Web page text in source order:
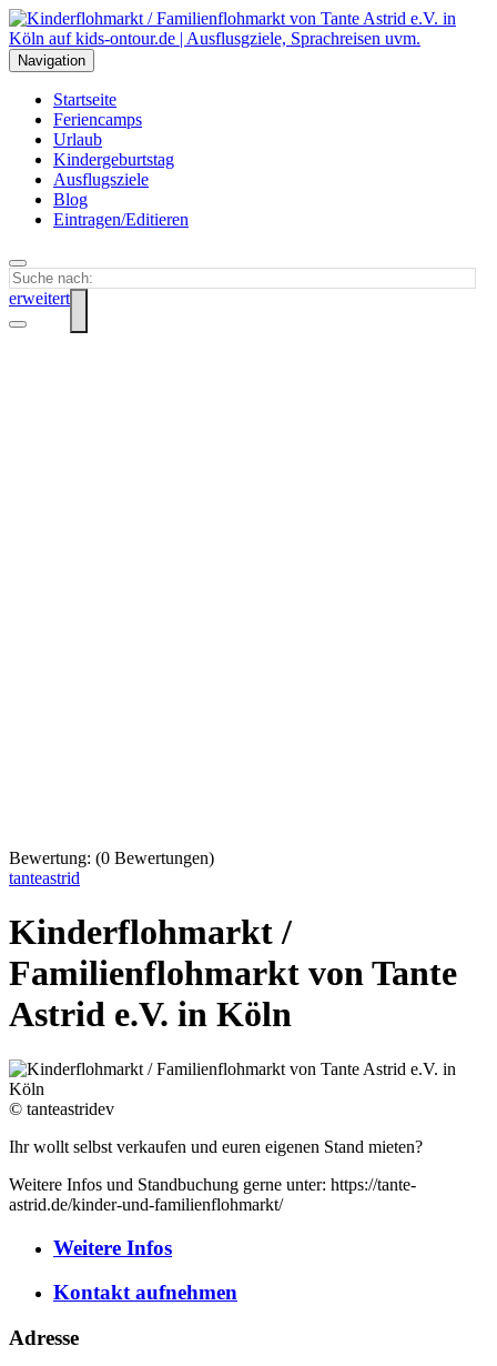
Navigation
Startseite
Feriencamps
Urlaub
Kindergeburtstag
Ausflugsziele
Blog
Eintragen/Editieren
erweitert
Bewertung: (0 Bewertungen)
tanteastrid
Kinderflohmarkt /
Familienflohmarkt von Tante
Astrid e.V. in Köln
© tanteastridev
Ihr wollt selbst verkaufen und euren eigenen Stand mieten?
Weitere Infos und Standbuchung gerne unter: https://tante-
astrid.de/kinder-und-familienflohmarkt/
Weitere Infos
Kontaktaufnehmen
Adresse